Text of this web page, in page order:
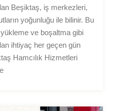
Beşiktaş, iş merkezleri,
yoğunluğu ile bilinir. Bu
ve boşaltma gibi
ihtiyaç her geçen gün
Hamcılık Hizmetleri